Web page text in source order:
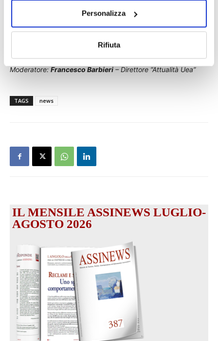
Personalizza
Rifiuta
Test finale
Fine lavori
Moderatore: Francesco Barbieri – Direttore “Attualità Uea”
TAGS news
IL MENSILE ASSINEWS LUGLIO-
AGOSTO 2026